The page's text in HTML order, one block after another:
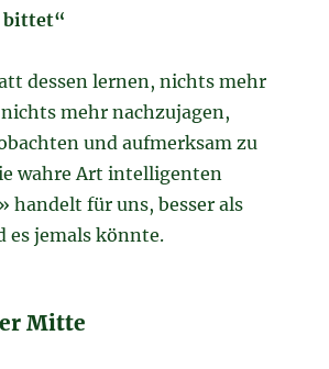
bittet“
dessen lernen, nichts mehr
mehr nachzujagen,
und aufmerksam zu
wahre Art intelligenten
handelt für uns, besser als
es jemals könnte.
Mitte